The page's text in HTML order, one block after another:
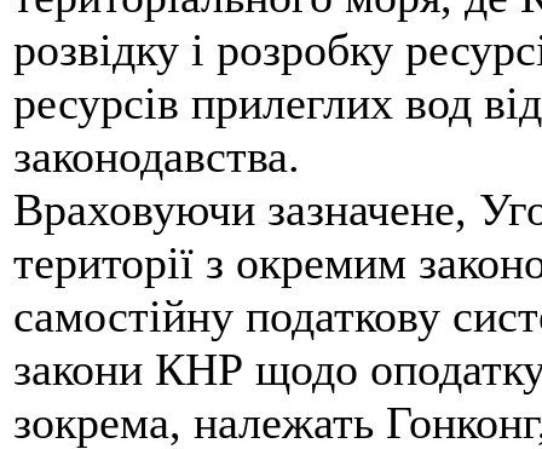
розвідку і розробку
ресурсів прилеглих вод
законодавства.
Враховуючи зазначене,
території з окремим
самостійну податкову
закони КНР щодо
зокрема, належать